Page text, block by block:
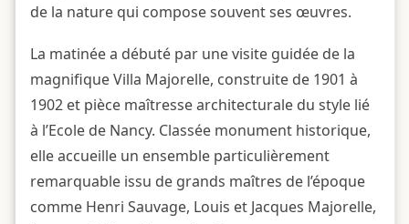
de la nature qui compose souvent ses œuvres.
La matinée a débuté par une visite guidée de la
magnifique Villa Majorelle, construite de 1901 à
1902 et pièce maîtresse architecturale du style lié
à l’Ecole de Nancy. Classée monument historique,
elle accueille un ensemble particulièrement
remarquable issu de grands maîtres de l’époque
comme Henri Sauvage, Louis et Jacques Majorelle,